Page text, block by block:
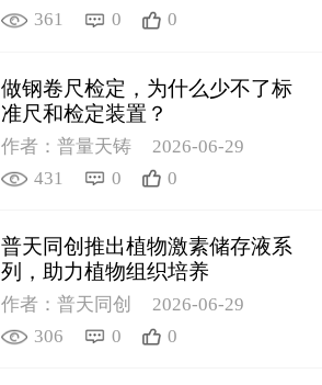
361
0 0
做钢卷尺检定，为什么少不了标
准尺和检定装置？
作者：普量天铸
2026-06-29
431
0 0
普天同创推出植物激素储存液系
列，助力植物组织培养
作者：普天同创
2026-06-29
306
0 0